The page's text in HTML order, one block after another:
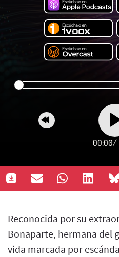
00:00/
Reconocida por su
Bonaparte, hermana del
vida marcada por